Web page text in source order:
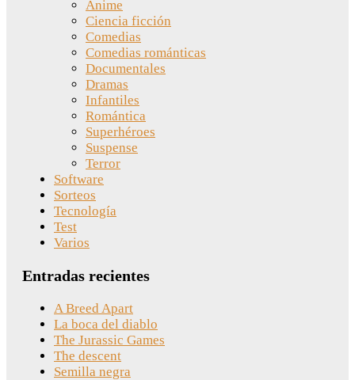
Anime
Ciencia ficción
Comedias
Comedias románticas
Documentales
Dramas
Infantiles
Romántica
Superhéroes
Suspense
Terror
Software
Sorteos
Tecnología
Test
Varios
Entradas recientes
A Breed Apart
La boca del diablo
The Jurassic Games
The descent
Semilla negra